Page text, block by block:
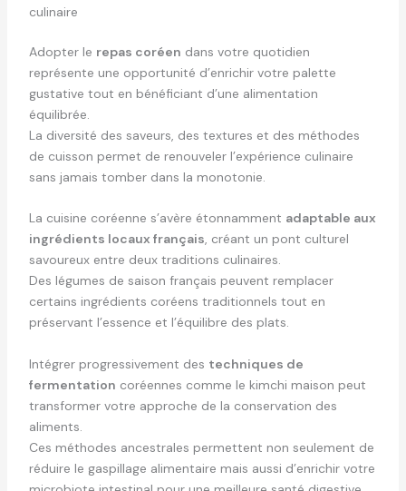
culinaire
Adopter le repas coréen dans votre quotidien
représente une opportunité d’enrichir votre palette
gustative tout en bénéficiant d’une alimentation
équilibrée.
La diversité des saveurs, des textures et des méthodes
de cuisson permet de renouveler l’expérience culinaire
sans jamais tomber dans la monotonie.
La cuisine coréenne s’avère étonnamment adaptable aux
ingrédients locaux français, créant un pont culturel
savoureux entre deux traditions culinaires.
Des légumes de saison français peuvent remplacer
certains ingrédients coréens traditionnels tout en
préservant l’essence et l’équilibre des plats.
Intégrer progressivement des techniques de
fermentation coréennes comme le kimchi maison peut
transformer votre approche de la conservation des
aliments.
Ces méthodes ancestrales permettent non seulement de
réduire le gaspillage alimentaire mais aussi d’enrichir votre